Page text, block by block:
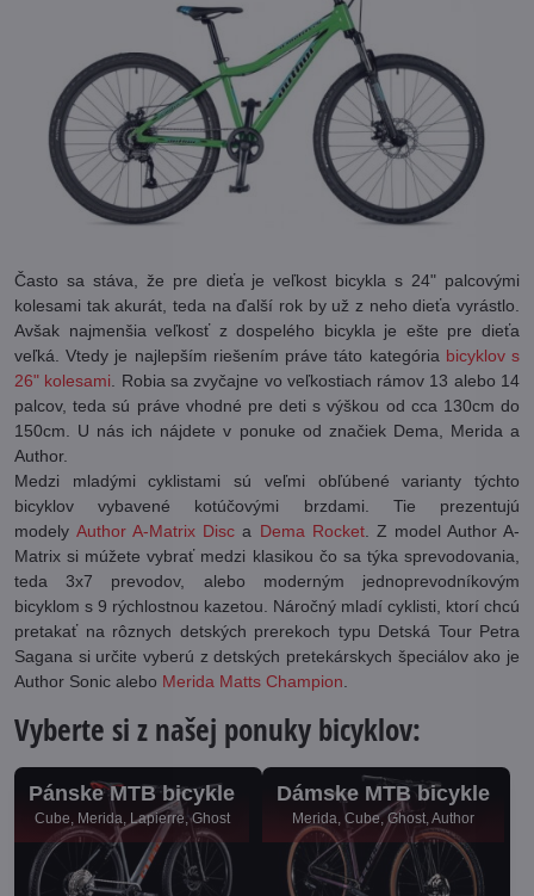
Často sa stáva, že pre dieťa je veľkost bicykla s 24" palcovými
kolesami tak akurát, teda na ďalší rok by už z neho dieťa vyrástlo.
Avšak najmenšia veľkosť z dospelého bicykla je ešte pre dieťa
veľká. Vtedy je najlepším riešením práve táto kategória bicyklov s
26" kolesami. Robia sa zvyčajne vo veľkostiach rámov 13 alebo 14
palcov, teda sú práve vhodné pre deti s výškou od cca 130cm do
150cm. U nás ich nájdete v ponuke od značiek Dema, Merida a
Author.
Medzi mladými cyklistami sú veľmi obľúbené varianty týchto
bicyklov vybavené kotúčovými brzdami. Tie prezentujú
modelyAuthor A-Matrix Disc a Dema Rocket. Z model Author A-
Matrix si múžete vybrať medzi klasikou čo sa týka sprevodovania,
teda 3x7 prevodov, alebo moderným jednoprevodníkovým
bicyklom s 9 rýchlostnou kazetou. Náročný mladí cyklisti, ktorí chcú
pretakať na rôznych detských prerekoch typu Detská Tour Petra
Sagana si určite vyberú z detských pretekárskych špeciálov ako je
Author Sonic alebo Merida Matts Champion.
Vyberte si z našej ponuky bicyklov:
Pánske MTB bicykle
Cube, Merida, Lapierre, Ghost
Dámske MTB bicykle
Merida, Cube, Ghost, Author